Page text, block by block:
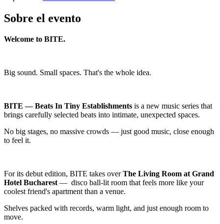
Sobre el evento
Welcome to BITE.
Big sound. Small spaces. That's the whole idea.
BITE — Beats In Tiny Establishments is a new music series that
brings carefully selected beats into intimate, unexpected spaces.
No big stages, no massive crowds — just good music, close enough
to feel it.
For its debut edition, BITE takes overThe Living Room at Grand
Hotel Bucharest — disco ball-lit room that feels more like your
coolest friend's apartment than a venue.
Shelves packed with records, warm light, and just enough room to
move.